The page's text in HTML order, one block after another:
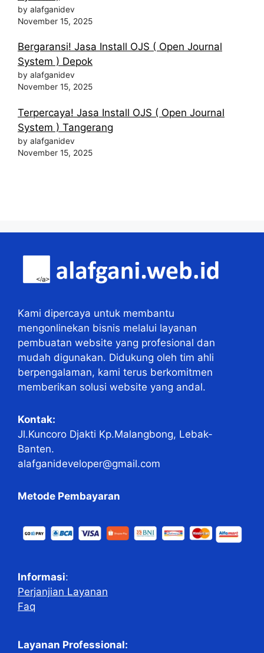
by alafganidev
November 15, 2025
Bergaransi! Jasa Install OJS ( Open Journal
System ) Depok
by alafganidev
November 15, 2025
Terpercaya! Jasa Install OJS ( Open Journal
System ) Tangerang
by alafganidev
November 15, 2025
Kami dipercaya untuk membantu
mengonlinekan bisnis melalui layanan
pembuatan website yang profesional dan
mudah digunakan. Didukung oleh tim ahli
berpengalaman, kami terus berkomitmen
memberikan solusi website yang andal.
Kontak:
Jl.Kuncoro Djakti Kp.Malangbong, Lebak-
Banten.
alafganideveloper@gmail.com
Metode Pembayaran
Informasi:
Perjanjian Layanan
Faq
Layanan Professional: